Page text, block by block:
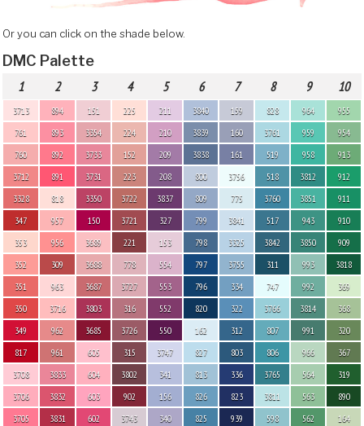
Or you can click on the shade below.
DMC Palette
1 2 3 4 5 6 7 8 9 10
3713
761
760
3712
3328
347
353
352
351
350
349
817
3708
3706
3705
894
893
892
891
818
957
956
309
963
3716
962
961
3833
3832
3831
151
3354
3733
3731
3350
150
3689
3688
3687
3803
3685
605
604
603
602
225
224
152
223
3722
3721
221
778
3727
316
3726
315
3802
902
3743
211
210
209
208
3837
327
153
554
553
552
550
3747
341
156
340
3840
3839
3838
800
809
799
798
797
796
820
162
827
813
826
825
159
160
161
3756
775
3841
3325
3755
334
322
312
803
336
823
939
828
3761
519
518
3760
517
3842
311
747
3766
807
806
3765
3811
598
964
959
958
3812
3851
943
3850
993
992
3814
991
966
564
563
562
955
954
913
912
911
910
909
3818
369
368
320
367
319
890
164